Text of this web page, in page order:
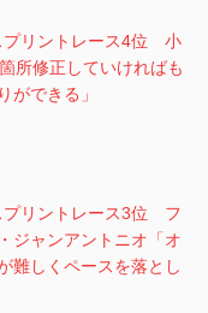
リントレース4位 小
所修正していければも
ができる」
リントレース3位 フ
ジャンアントニオ「オ
難しくペースを落とし